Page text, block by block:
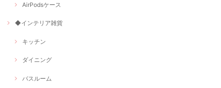
AirPodsケース
◆インテリア雑貨
キッチン
ダイニング
バスルーム